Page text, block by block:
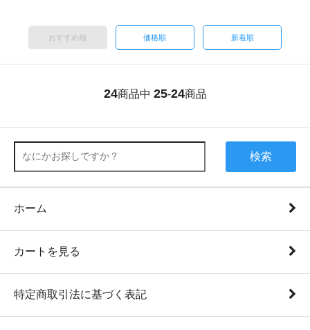
おすすめ順 価格順 新着順
24商品中 25-24商品
検索
ホーム
カートを見る
特定商取引法に基づく表記